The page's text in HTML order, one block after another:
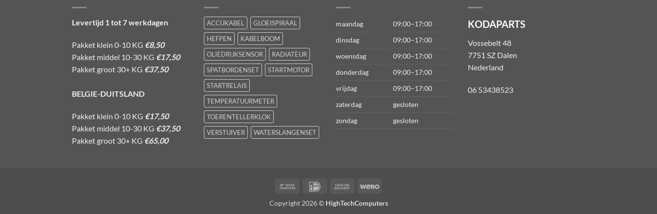
Levertijd 1 tot 7 werkdagen
Pakket klein 0-10 KG €8,50
Pakket middel 10-30 KG €17,50
Pakket groot 30+ KG €37,50
BELGIE-DUITSLAND
Pakket klein 0-10 KG €17,50
Pakket middel 10-30 KG €37,50
Pakket groot 30+ KG €65,00
ACCUKABEL
GLOEISPIRAAL
HEFPEN
KABELBOOM
OLIEDRUKSENSOR
RADIATEUR
SPATBORDENSET
STARTMOTOR
STARTRELAIS
TEMPERATUURMETER
TOERENTELLERKLOK
VERSTUIVER
WATERSLANGENSET
maandag
09:00–17:00
dinsdag
09:00–17:00
woensdag
09:00–17:00
donderdag
09:00–17:00
vrijdag
09:00–17:00
zaterdag
gesloten
zondag
gesloten
KODAPARTS
Vossebelt 48
7751 SZ Dalen
Nederland
06 53438523
Bank
IDeal
Cash
Delivery
Wero
Copyright 2026 © HighTechComputers